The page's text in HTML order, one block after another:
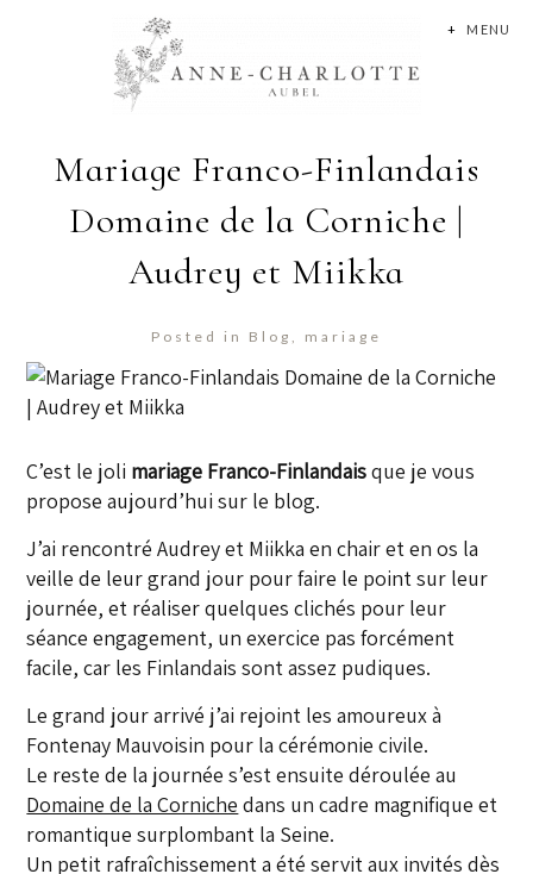
MENU
+
Mariage Franco-Finlandais
Domaine de la Corniche |
Audrey et Miikka
Posted in Blog , mariage
C’est le joli mariage Franco-Finlandaisque je vous
propose aujourd’hui sur le blog.
J’ai rencontré Audrey et Miikka en chair et en os la
veille de leur grand jour pour faire le point sur leur
journée, et réaliser quelques clichés pour leur
séance engagement, un exercice pas forcément
facile, car les Finlandais sont assez pudiques.
Le grand jour arrivé j’ai rejoint les amoureux à
Fontenay Mauvoisin pour la cérémonie civile.
Le reste de la journée s’est ensuite déroulée au
Domaine de la Corniche dans un cadre magnifique et
romantique surplombant la Seine.
Un petit rafraîchissement a été servit aux invités dès